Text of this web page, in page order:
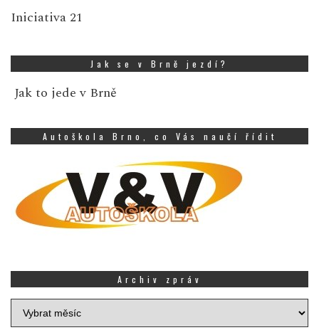
Iniciativa 21
Jak se v Brně jezdí?
Jak to jede v Brně
Autoškola Brno, co Vás naučí řídit
Archiv zpráv
Archiv
zpráv